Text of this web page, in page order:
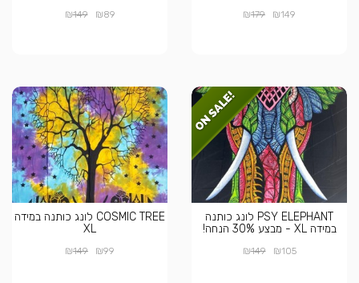
₪149
₪179
₪89
₪149
PSY ELEPHANT לונג כותנה
במידה XL - מבצע 30% הנחה!
₪105
₪149
COSMIC TREE לונג כותנה במידה
XL
₪99
₪149